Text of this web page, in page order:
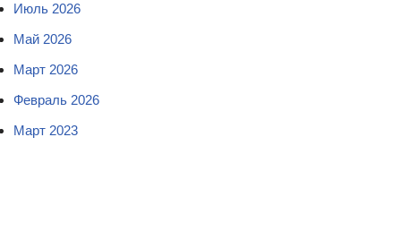
Июль 2026
Май 2026
Март 2026
Февраль 2026
Март 2023